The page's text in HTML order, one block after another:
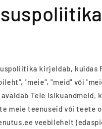
kirjeldab, kuidas
"meie", "meid" või
Teie isikuandmeid,
meie teenuseid või teete
veebilehelt